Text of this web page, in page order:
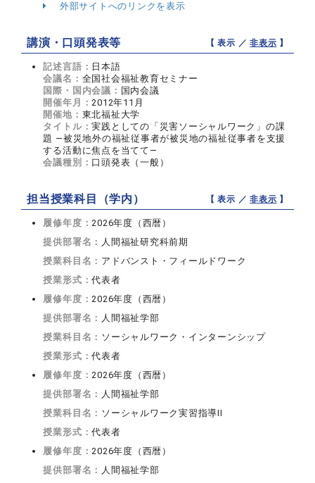
外部サイトへのリンクを表示
講演・口頭発表等 【 表示 ／非表示 】
記述言語： 日本語
会議名： 全国社会福祉教育セミナー
国際・国内会議： 国内会議
開催年月：2012年11月
開催地： 東北福祉大学
タイトル：実践としての「災害ソーシャルワーク」の課
題 ―被災地外の福祉従事者が被災地の福祉従事者を支援
する活動に焦点を当てて―
会議種別： 口頭発表（一般）
担当授業科目（学内） 【 表示 ／非表示 】
履修年度：2026年度（西暦）
提供部署名： 人間福祉研究科前期
授業科目名： アドバンスト・フィールドワーク
授業形式：代表者
履修年度：2026年度（西暦）
提供部署名： 人間福祉学部
授業科目名： ソーシャルワーク・インターンシップ
授業形式：代表者
履修年度：2026年度（西暦）
提供部署名： 人間福祉学部
授業科目名： ソーシャルワーク実習指導II
授業形式：代表者
履修年度：2026年度（西暦）
提供部署名： 人間福祉学部